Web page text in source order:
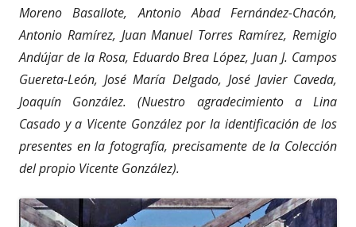
Moreno Basallote, Antonio Abad Fernández-Chacón,
Antonio Ramírez, Juan Manuel Torres Ramírez, Remigio
Andújar de la Rosa, Eduardo Brea López, Juan J. Campos
Guereta-León, José María Delgado, José Javier Caveda,
Joaquín González. (Nuestro agradecimiento a Lina
Casado y a Vicente González por la identificación de los
presentes en la fotografía, precisamente de la Colección
del propio Vicente González).